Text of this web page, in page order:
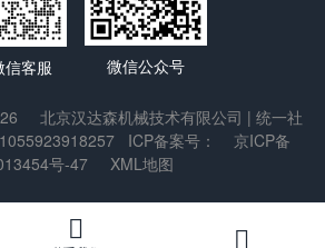
信客服 微信公众号
北京汉达森机械技术有限公司 | 统一社
ICP备案号：
京ICP备
号-47
XML地图